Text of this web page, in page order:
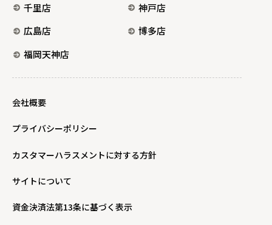
千里店
神戸店
広島店
博多店
福岡天神店
会社概要
プライバシーポリシー
カスタマーハラスメントに対する方針
サイトについて
資金決済法第13条に基づく表示